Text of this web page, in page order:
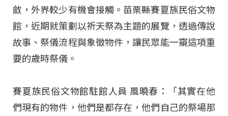
斂，外界較少有機會接觸。苗栗縣賽夏族民俗文物
館，近期就策劃以祈天祭為主題的展覽，透過傳說
故事、祭儀流程與象徵物件，讓民眾能一窺這項重
要的歲時祭儀。
賽夏族民俗文物館駐館人員 風曉春：「其實在他
們現有的物件，他們是都存在，他們自己的祭場那